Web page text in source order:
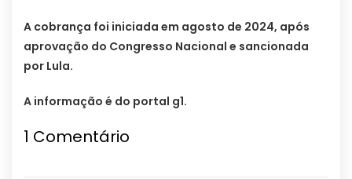
A cobrança foi iniciada em agosto de 2024, após
aprovação do Congresso Nacional e sancionada
por Lula.
A informação é do portal g1.
1 Comentário